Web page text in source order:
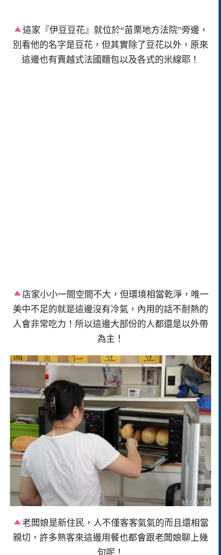
這家『伊豆豆花』就位於“苗栗地方法院”旁邊，
別看他的名字是豆花，但其實除了豆花以外，原來
這邊也有賣越式法國麵包以及各式的米線耶！
店家小小一間空間不大，但環境相當乾淨，唯一
美中不足的就是這邊沒有冷氣，內用的話不耐熱的
人會非常吃力！所以這邊大部份的人都還是以外帶
為主！
老闆娘是新住民，人不僅客客氣氣的而且還相當
親切，許多熟客來這邊用餐也都會跟老闆娘聊上幾
句呢！